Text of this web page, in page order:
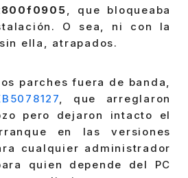
, que bloqueaba
O sea, ni con la
ella, atrapados.
parches fuera de banda,
, que arreglaron
pero dejaron intacto el
en las versiones
cualquier administrador
quien depende del PC